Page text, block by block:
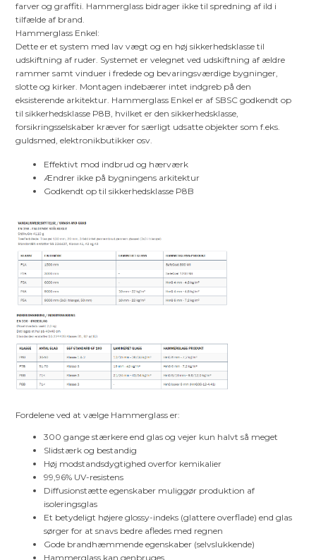
farver og graffiti. Hammerglass bidrager ikke til spredning af ild i
tilfælde af brand.
Hammerglass Enkel:
Dette er et system med lav vægt og en høj sikkerhedsklasse til
udskiftning af ruder. Systemet er velegnet ved udskiftning af ældre
rammer samt vinduer i fredede og bevaringsværdige bygninger,
slotte og kirker. Montagen indebærer intet indgreb på den
eksisterende arkitektur. Hammerglass Enkel er af SBSC godkendt op
til sikkerhedsklasse P8B, hvilket er den sikkerhedsklasse,
forsikringsselskaber kræver for særligt udsatte objekter som f.eks.
guldsmed, elektronikbutikker osv.
Effektivt mod indbrud og hærværk
Ændrer ikke på bygningens arkitektur
Godkendt op til sikkerhedsklasse P8B
Fordelene ved at vælge Hammerglass er:
300 gange stærkere end glas og vejer kun halvt så meget
Slidstærk og bestandig
Høj modstandsdygtighed overfor kemikalier
99,96% UV-resistens
Diffusionstætte egenskaber muliggør produktion af
isoleringsglas
Et betydeligt højere glossy-indeks (glattere overflade) end glas
sørger for at snavs bedre afledes med regnen
Gode brandhæmmende egenskaber (selvslukkende)
Hammerglass kan genbruges